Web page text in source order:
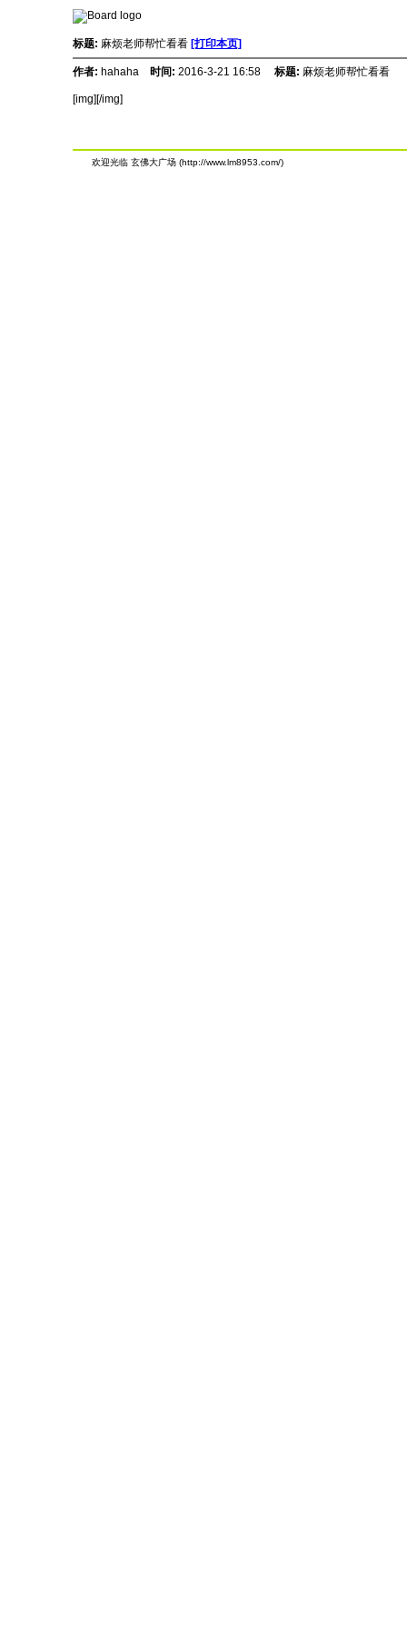
标题: 麻烦老师帮忙看看 [打印本页]
作者: hahaha 时间: 2016-3-21 16:58 标题: 麻烦老师帮忙看看
[img][/img]
欢迎光临 玄佛大广场 (http://www.lm8953.com/)